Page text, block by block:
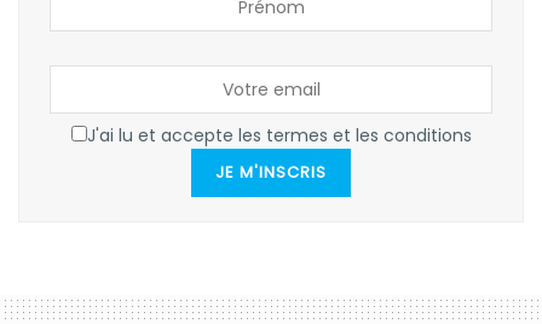
J'ai lu et accepte les termes et les conditions
JE M'INSCRIS